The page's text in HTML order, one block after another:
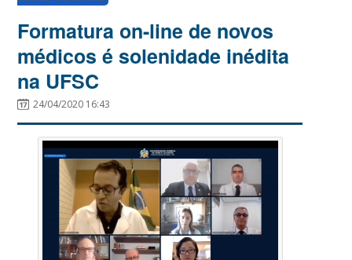
Formatura on-line de novos
médicos é solenidade inédita
na UFSC
24/04/2020 16:43